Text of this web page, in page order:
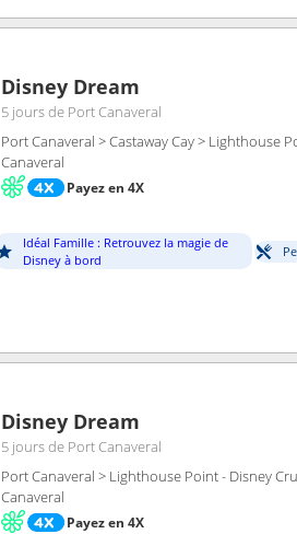
Disney Dream
5 joursde Port Canaveral
Port Canaveral > Castaway Cay > Lighthouse
Canaveral
Payez en 4X
Idéal Famille : Retrouvez la magie de
Disney à bord
Disney Dream
5 joursde Port Canaveral
Port Canaveral > Lighthouse Point - Disney
Canaveral
Payez en 4X